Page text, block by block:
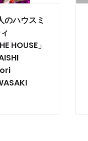
のハウスミ
HOUSE」